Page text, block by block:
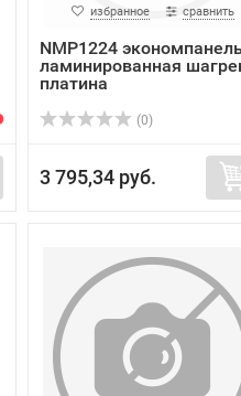
избранное сравнить
NMP1224
ламинированная
платина
(0)
3 795,34 руб.